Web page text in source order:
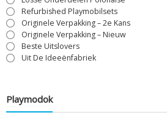
Refurbished Playmobilsets
Originele Verpakking – 2e Kans
Originele Verpakking – Nieuw
Beste Uitslovers
Uit De Ideeënfabriek
Playmodok